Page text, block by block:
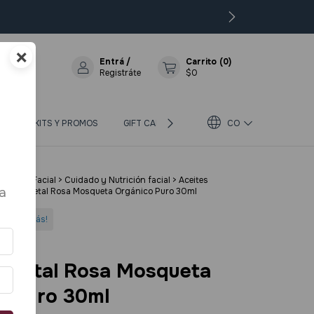
Entrá /
Registráte
Carrito (0)
$0
KITS Y PROMOS GIFT CARD BLOG SOBRE BIOTERRA
CO
y Facial > Cuidado y Nutrición facial > Aceites
Vegetal Rosa Mosqueta Orgánico Puro 30ml
3 o más!
Rosa Mosqueta
Puro 30ml
×